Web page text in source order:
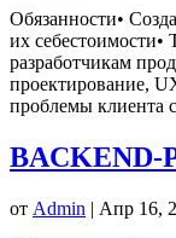
Обязанности•
их себестоимости•
разработчикам
проектирование,
проблемы клиента
от Admin | Апр 16,